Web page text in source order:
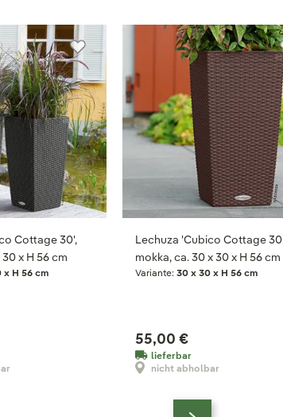
Cottage 30',
x H 56 cm
x H 56 cm
Lechuza 'Cubico Cottage
mokka, ca. 30 x 30 x H 56 cm
Variante:30 x 30 x H 56 cm
55,00 €
lieferbar
nicht abholbar